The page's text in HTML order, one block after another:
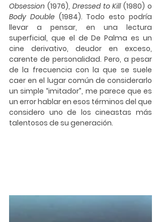
Obsession (1976), Dressed to Kill
Body Double (1984). Todo esto podría
llevar a pensar, en una lectura
superficial, que el de De Palma es un
cine derivativo, deudor en exceso,
carente de personalidad. Pero, a pesar
de la frecuencia con la que se suele
caer en el lugar común de considerarlo
un simple “imitador”, me parece que es
un error hablar en esos términos del que
considero uno de los cineastas más
talentosos de su generación.